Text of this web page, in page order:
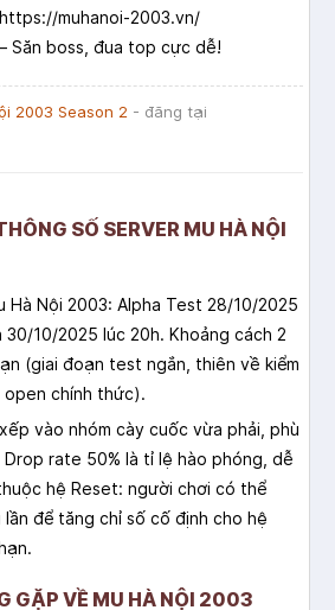
muhanoi-2003.vn/
Săn boss, đua top cực dễ!
2003 Season 2 - đăng tại
SỐ SERVER MU HÀ NỘI
Hà Nội 2003: Alpha Test 28/10/2025
10/2025 lúc 20h. Khoảng cách 2
(giai đoạn test ngắn, thiên về kiểm
chính thức).
vào nhóm cày cuốc vừa phải, phù
rate 50% là tỉ lệ hào phóng, dễ
hệ Reset: người chơi có thể
để tăng chỉ số cố định cho hệ
GẶP VỀ MU HÀ NỘI 2003